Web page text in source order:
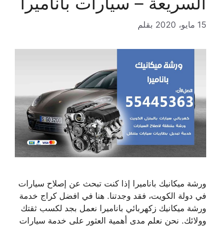
15 مايو، 2020 بقلم
ورشة ميكانيك باناميرا إذا كنت تبحث عن إصلاح سيارات
في دولة الكويت، فقد وجدتنا. هنا في افضل كراج خدمة
ورشة ميكانيك زكهربائي باناميرا نعمل بجد لكسب ثقتك
وولائك. نحن نعلم مدى أهمية العثور على خدمة سيارات